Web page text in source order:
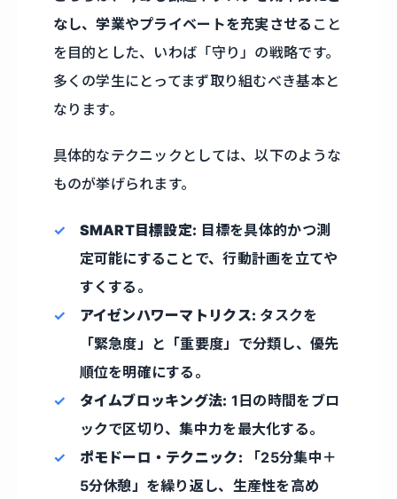
なし、学業やプライベートを充実させる こと
を目的とした、いわば「守り」の戦略です。
多くの学生にとってまず取り組むべき基本と
なります。
具体的なテクニックとしては、以下のような
ものが挙げられます。
SMART目標設定: 目標を具体的かつ測
定可能にすることで、行動計画を立てや
すくする。
アイゼンハワーマトリクス: タスクを
「緊急度」と「重要度」で分類し、優先
順位を明確にする。
タイムブロッキング法: 1日の時間をブロ
ックで区切り、集中力を最大化する。
ポモドーロ・テクニック: 「25分集中＋
5分休憩」を繰り返し、生産性を高め